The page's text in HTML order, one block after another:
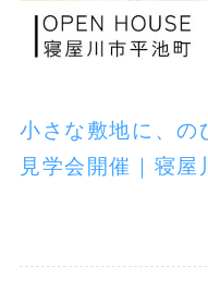
小さな敷地に、の
見学会開催｜寝屋